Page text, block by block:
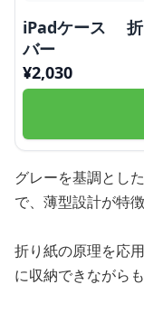
iPadケース 折
バー
¥2,030
グレーを基調とし
で、薄型設計が特
折り紙の原理を応
に収納できながら